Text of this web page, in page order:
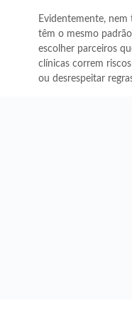
Evidentemente, nem
têm o mesmo
escolher parceiros
clínicas correm
ou desrespeitar